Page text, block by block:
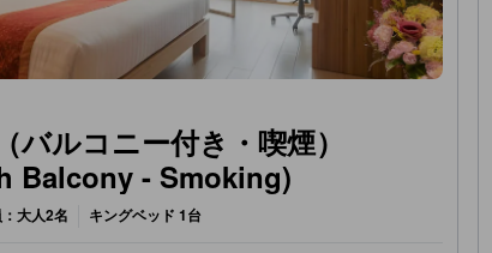
バルコニー付き・喫煙）
Balcony - Smoking)
大人2名 キングベッド 1台